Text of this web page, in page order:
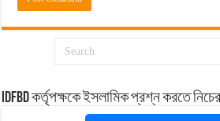
idfbd কর্তৃপক্ষকে ইসলামিক প্রশ্ন করতে